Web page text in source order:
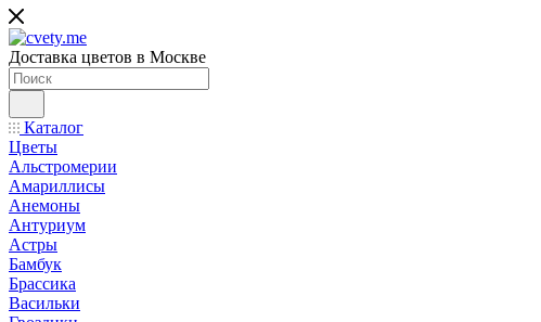
Доставка цветов в Москве
Каталог
Цветы
Альстромерии
Амариллисы
Анемоны
Антуриум
Астры
Бамбук
Брассика
Васильки